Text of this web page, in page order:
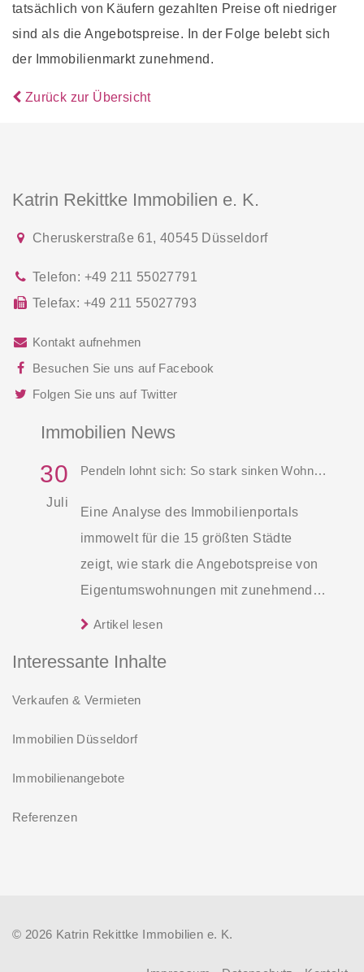
tatsächlich von Käufern gezahlten Preise oft niedriger
sind als die Angebotspreise. In der Folge belebt sich
der Immobilienmarkt zunehmend.
Zurück zur Übersicht
Katrin Rekittke Immobilien e. K.
Cheruskerstraße 61, 40545 Düsseldorf
Telefon: +49 211 55027791
Telefax: +49 211 55027793
Kontakt aufnehmen
Besuchen Sie uns auf Facebook
Folgen Sie uns auf Twitter
Immobilien News
30
Juli
Pendeln lohnt sich: So stark sinken Wohnungspreise im Umland
Eine Analyse des Immobilienportals
immowelt für die 15 größten Städte
zeigt, wie stark die Angebotspreise von
Eigentumswohnungen mit zunehmender
Entfernung sinken:
Artikel lesen
Interessante Inhalte
Verkaufen & Vermieten
Immobilien Düsseldorf
Immobilienangebote
Referenzen
© 2026 Katrin Rekittke Immobilien e. K.